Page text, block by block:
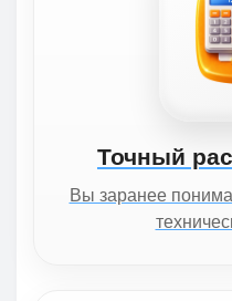
Точный
Вы заранее